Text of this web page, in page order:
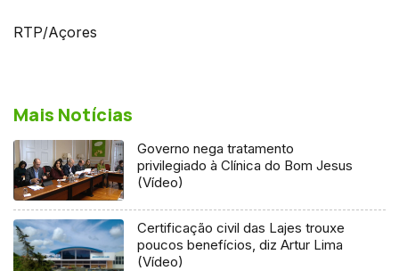
RTP/Açores
Mais Notícias
Governo nega tratamento
privilegiado à Clínica do Bom Jesus
(Vídeo)
Certificação civil das Lajes trouxe
poucos benefícios, diz Artur Lima
(Vídeo)